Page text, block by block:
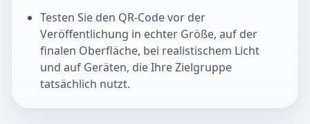
Testen Sie den QR-Code vor der
Veröffentlichung in echter Größe, auf der
finalen Oberfläche, bei realistischem Licht
und auf Geräten, die Ihre Zielgruppe
tatsächlich nutzt.